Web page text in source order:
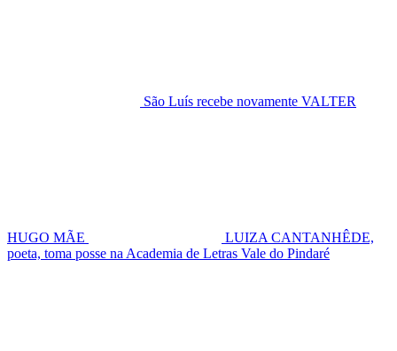
São Luís recebe novamente VALTER
HUGO MÃE
LUIZA CANTANHÊDE,
poeta, toma posse na Academia de Letras Vale do Pindaré